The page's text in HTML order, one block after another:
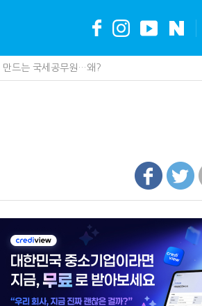
?…'주(酒)벤저스'의 전통주 즐기는 법
직에 '클로드' 도입…AI 업무 전환 본격화
대 6.3배 차이…"실거주 요건 강화하자"
"…세무사에게 부동산 고민을 털어놓는 이유
'콕' 집는 세관 직원 정체는?
단한다…더존비즈온 'ARIX 모델' 고도화
공제…임광현 "무한정 혜택, 공정한가"
효과…'올○스' 운영법인 폐업
제 코인거래소까지 샅샅이 본다
생산땐 세금 깎아준다